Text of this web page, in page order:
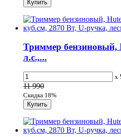
Триммер бензиновый,
л.с.,...
x
11 990
Скидка 18%